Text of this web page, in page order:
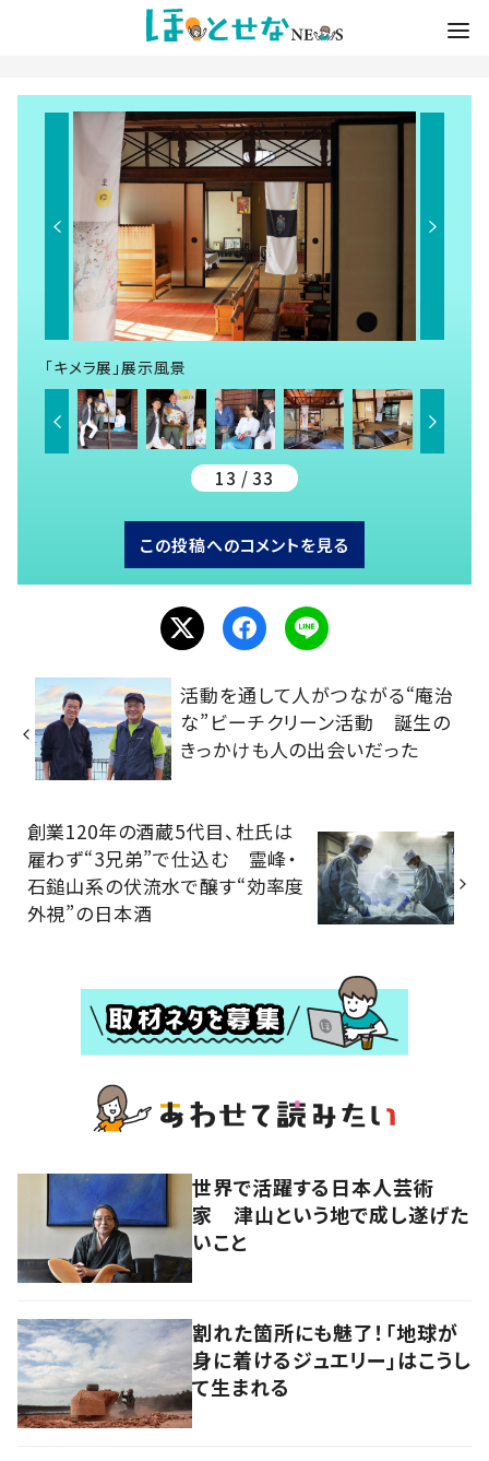
「キメラ展」展示風景
13 / 33
この投稿へのコメントを見る
活動を通して人がつながる“庵治
な”ビーチクリーン活動 誕生の
きっかけも人の出会いだった
創業120年の酒蔵5代目、杜氏は
雇わず“3兄弟”で仕込む 霊峰・
石鎚山系の伏流水で醸す“効率度
外視”の日本酒
世界で活躍する日本人芸術
家 津山という地で成し遂げた
いこと
割れた箇所にも魅了！「地球が
身に着けるジュエリー」はこうし
て生まれる